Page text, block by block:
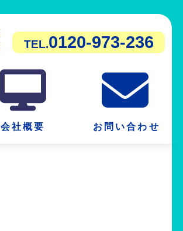
TEL.0120-973-236
会社概要 お問い合わせ